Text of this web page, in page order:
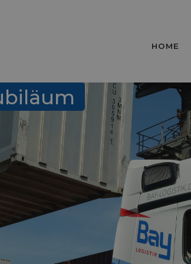
HOME